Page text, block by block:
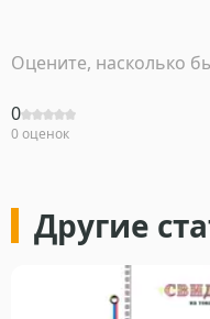
Оцените, насколько
0
0 оценок
Другие